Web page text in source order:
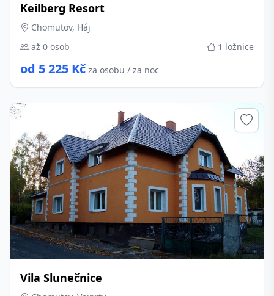
Keilberg Resort
Chomutov, Háj
až 0 osob
1 ložnice
od 5 225 Kč za osobu / za noc
Vila Slunečnice